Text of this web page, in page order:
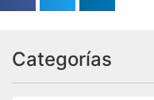
Categorías